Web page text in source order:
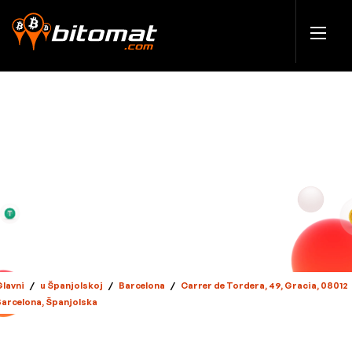
/ u Španjolskoj / Barcelona / Carrer de Tordera, 49, Gracia, 08012
Španjolska